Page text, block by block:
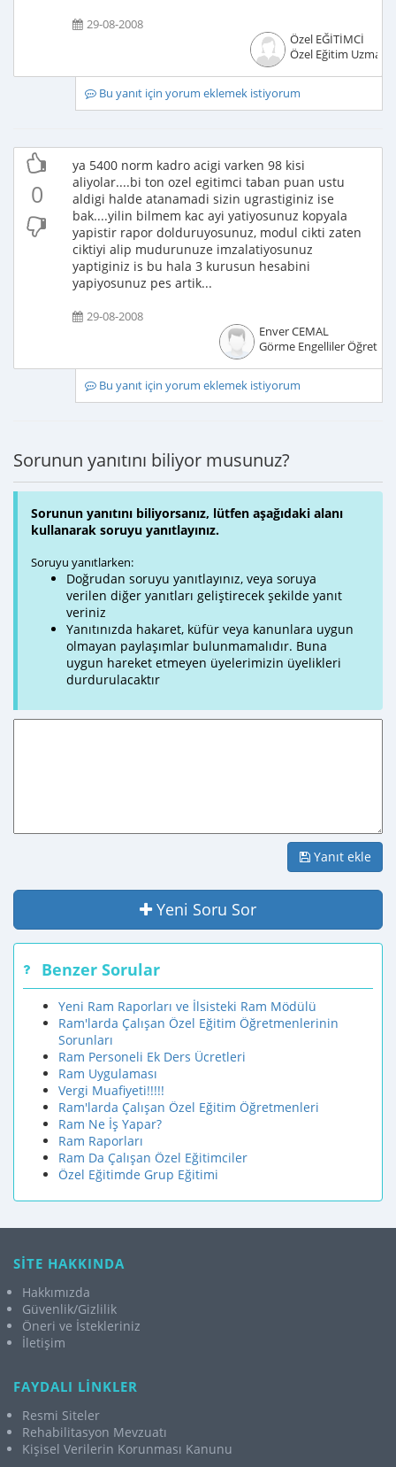
29-08-2008
Özel EĞİTİMCİ
Özel Eğitim Uzmanı
Bu yanıt için yorum eklemek istiyorum
0
ya 5400 norm kadro acigi varken 98 kisi
aliyolar....bi ton ozel egitimci taban puan ustu
aldigi halde atanamadi sizin ugrastiginiz ise
bak....yilin bilmem kac ayi yatiyosunuz kopyala
yapistir rapor dolduruyosunuz, modul cikti zaten
ciktiyi alip mudurunuze imzalatiyosunuz
yaptiginiz is bu hala 3 kurusun hesabini
yapiyosunuz pes artik...
29-08-2008
Enver CEMAL
Görme Engelliler
Bu yanıt için yorum eklemek istiyorum
Sorunun yanıtını biliyor musunuz?
Sorunun yanıtını biliyorsanız, lütfen aşağıdaki alanı
kullanarak soruyu yanıtlayınız.
Soruyu yanıtlarken:
Doğrudan soruyu yanıtlayınız, veya soruya
verilen diğer yanıtları geliştirecek şekilde yanıt
veriniz
Yanıtınızda hakaret, küfür veya kanunlara uygun
olmayan paylaşımlar bulunmamalıdır. Buna
uygun hareket etmeyen üyelerimizin üyelikleri
durdurulacaktır
Yanıt ekle
Yeni Soru Sor
Benzer Sorular
Yeni Ram Raporları ve İlsisteki Ram Mödülü
Ram'larda Çalışan Özel Eğitim Öğretmenlerinin
Sorunları
Ram Personeli Ek Ders Ücretleri
Ram Uygulaması
Vergi Muafiyeti!!!!!
Ram'larda Çalışan Özel Eğitim Öğretmenleri
Ram Ne İş Yapar?
Ram Raporları
Ram Da Çalışan Özel Eğitimciler
Özel Eğitimde Grup Eğitimi
SİTE HAKKINDA
Hakkımızda
Güvenlik/Gizlilik
Öneri ve İstekleriniz
İletişim
FAYDALI LİNKLER
Resmi Siteler
Rehabilitasyon Mevzuatı
Kişisel Verilerin Korunması Kanunu